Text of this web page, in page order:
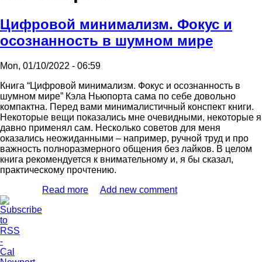
Цифровой минимализм. Фокус и
осознанность в шумном мире
Mon, 01/10/2022 - 06:59
Книга “Цифровой минимализм. Фокус и осознанность в
шумном мире” Кэла Ньюпорта сама по себе довольно
компактна. Перед вами минималистичный конспект книги.
Некоторые вещи показались мне очевидными, некоторые я
давно применял сам. Несколько советов для меня
оказались неожиданными – например, ручной труд и про
важность полноразмерного общения без лайков. В целом
книга рекомендуется к внимательному и, я бы сказал,
практическому прочтению.
Read more about Цифровой минимализм. Фокус и
Add new comment